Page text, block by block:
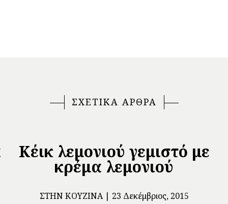
ΣΧΕΤΙΚΑ ΑΡΘΡΑ
Κέικ λεμονιού γεμιστό με
κρέμα λεμονιού
ΣΤΗΝ ΚΟΥΖΊΝΑ 23 Δεκέμβριος, 2015